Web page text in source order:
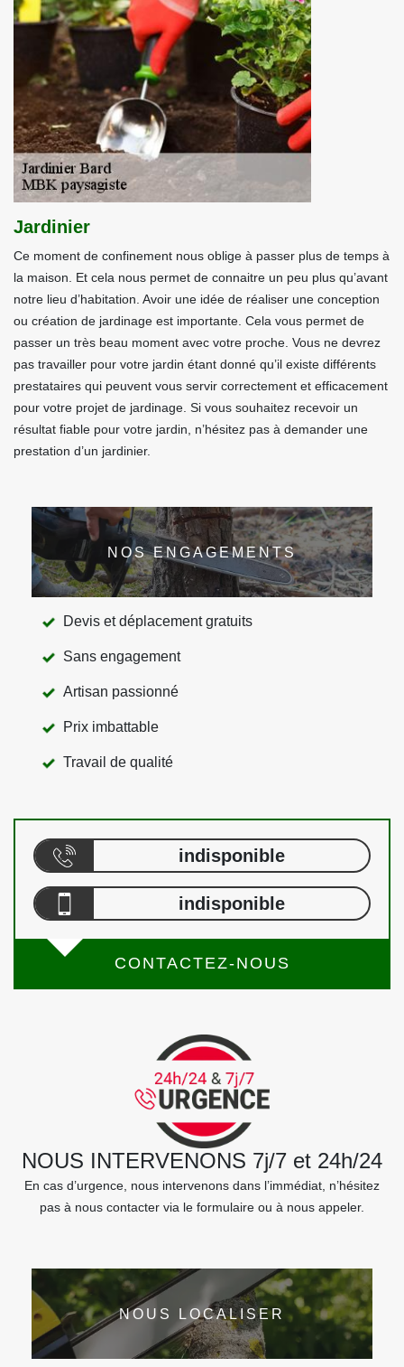
Jardinier
Ce moment de confinement nous oblige à passer plus de temps à
la maison. Et cela nous permet de connaitre un peu plus qu’avant
notre lieu d’habitation. Avoir une idée de réaliser une conception
ou création de jardinage est importante. Cela vous permet de
passer un très beau moment avec votre proche. Vous ne devrez
pas travailler pour votre jardin étant donné qu’il existe différents
prestataires qui peuvent vous servir correctement et efficacement
pour votre projet de jardinage. Si vous souhaitez recevoir un
résultat fiable pour votre jardin, n’hésitez pas à demander une
prestation d’un jardinier.
NOS ENGAGEMENTS
Devis et déplacement gratuits
Sans engagement
Artisan passionné
Prix imbattable
Travail de qualité
indisponible
indisponible
CONTACTEZ-NOUS
NOUS INTERVENONS 7j/7 et 24h/24
En cas d’urgence, nous intervenons dans l’immédiat, n’hésitez
pas à nous contacter via le formulaire ou à nous appeler.
NOUS LOCALISER